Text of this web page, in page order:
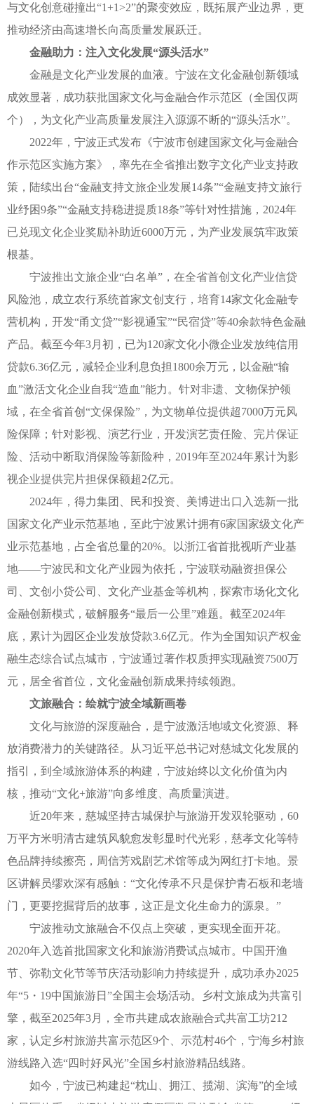
与文化创意碰撞出“1+1>2”的聚变效应，既拓展产业边界，更
推动经济由高速增长向高质量发展跃迁。
金融助力：注入文化发展“源头活水”
金融是文化产业发展的血液。宁波在文化金融创新领域
成效显著，成功获批国家文化与金融合作示范区（全国仅两
个），为文化产业高质量发展注入源源不断的“源头活水”。
2022年，宁波正式发布《宁波市创建国家文化与金融合
作示范区实施方案》，率先在全省推出数字文化产业支持政
策，陆续出台“金融支持文旅企业发展14条”“金融支持文旅行
业纾困9条”“金融支持稳进提质18条”等针对性措施，2024年
已兑现文化企业奖励补助近6000万元，为产业发展筑牢政策
根基。
宁波推出文旅企业“白名单”，在全省首创文化产业信贷
风险池，成立农行系统首家文创支行，培育14家文化金融专
营机构，开发“甬文贷”“影视通宝”“民宿贷”等40余款特色金融
产品。截至今年3月初，已为120家文化小微企业发放纯信用
贷款6.36亿元，减轻企业利息负担1800余万元，以金融“输
血”激活文化企业自我“造血”能力。针对非遗、文物保护领
域，在全省首创“文保保险”，为文物单位提供超7000万元风
险保障；针对影视、演艺行业，开发演艺责任险、完片保证
险、活动中断取消保险等新险种，2019年至2024年累计为影
视企业提供完片担保保额超2亿元。
2024年，得力集团、民和投资、美博进出口入选新一批
国家文化产业示范基地，至此宁波累计拥有6家国家级文化产
业示范基地，占全省总量的20%。以浙江省首批视听产业基
地——宁波民和文化产业园为依托，宁波联动融资担保公
司、文创小贷公司、文化产业基金等机构，探索市场化文化
金融创新模式，破解服务“最后一公里”难题。截至2024年
底，累计为园区企业发放贷款3.6亿元。作为全国知识产权金
融生态综合试点城市，宁波通过著作权质押实现融资7500万
元，居全省首位，文化金融创新成果持续领跑。
文旅融合：绘就宁波全域新画卷
文化与旅游的深度融合，是宁波激活地域文化资源、释
放消费潜力的关键路径。从习近平总书记对慈城文化发展的
指引，到全域旅游体系的构建，宁波始终以文化价值为内
核，推动“文化+旅游”向多维度、高质量演进。
近20年来，慈城坚持古城保护与旅游开发双轮驱动，60
万平方米明清古建筑风貌愈发彰显时代光彩，慈孝文化等特
色品牌持续擦亮，周信芳戏剧艺术馆等成为网红打卡地。景
区讲解员缪欢深有感触：“文化传承不只是保护青石板和老墙
门，更要挖掘背后的故事，这正是文化生命力的源泉。”
宁波推动文旅融合不仅点上突破，更实现全面开花。
2020年入选首批国家文化和旅游消费试点城市。中国开渔
节、弥勒文化节等节庆活动影响力持续提升，成功承办2025
年“5・19中国旅游日”全国主会场活动。乡村文旅成为共富引
擎，截至2025年3月，全市共建成农旅融合式共富工坊212
家，认定乡村旅游共富示范区9个、示范村46个，宁海乡村旅
游线路入选“四时好风光”全国乡村旅游精品线路。
如今，宁波已构建起“枕山、拥江、揽湖、滨海”的全域